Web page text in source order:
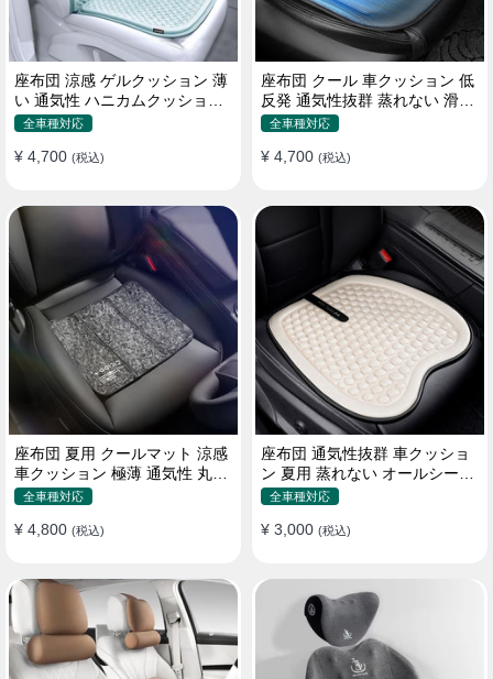
座布団 涼感 ゲルクッション 薄
い 通気性 ハニカムクッション
四季通用 おすすめ
全車種対応
¥ 4,700 (税込)
座布団 クール 車クッション 低
反発 通気性抜群 蒸れない 滑り
止め おすすめ
全車種対応
¥ 4,700 (税込)
座布団 夏用 クールマット 涼感
車クッション 極薄 通気性 丸洗
いOK すずしい
全車種対応
¥ 4,800 (税込)
座布団 通気性抜群 車クッショ
ン 夏用 蒸れない オールシーズ
ン おしゃれ
全車種対応
¥ 3,000 (税込)